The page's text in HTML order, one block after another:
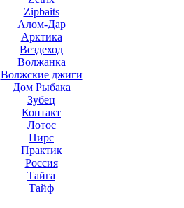
Zipbaits
Алом-Дар
Арктика
Вездеход
Волжанка
Волжские джиги
Дом Рыбака
Зубец
Контакт
Лотос
Пирс
Практик
Россия
Тайга
Тайф